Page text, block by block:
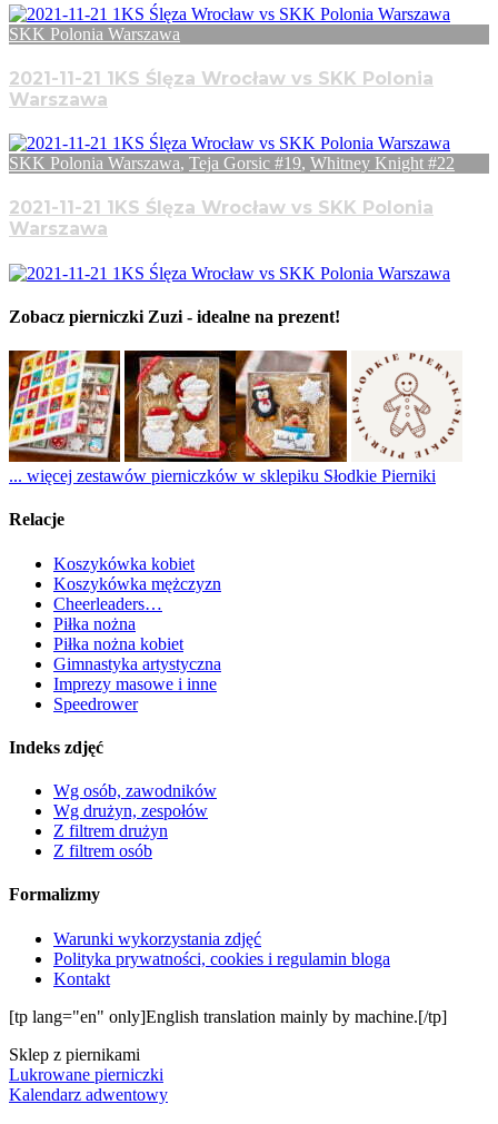
SKK Polonia Warszawa
2021-11-21 1KS Ślęza Wrocław vs SKK Polonia
Warszawa
SKK Polonia Warszawa, Teja Gorsic #19, Whitney Knight #22
2021-11-21 1KS Ślęza Wrocław vs SKK Polonia
Warszawa
Zobacz pierniczki Zuzi - idealne na prezent!
... więcej zestawów pierniczków w sklepiku Słodkie Pierniki
Relacje
Koszykówka kobiet
Koszykówka mężczyzn
Cheerleaders…
Piłka nożna
Piłka nożna kobiet
Gimnastyka artystyczna
Imprezy masowe i inne
Speedrower
Indeks zdjęć
Wg osób, zawodników
Wg drużyn, zespołów
Z filtrem drużyn
Z filtrem osób
Formalizmy
Warunki wykorzystania zdjęć
Polityka prywatności, cookies i regulamin bloga
Kontakt
[tp lang="en" only]English translation mainly by machine.[/tp]
Sklep z piernikami
Lukrowane pierniczki
Kalendarz adwentowy